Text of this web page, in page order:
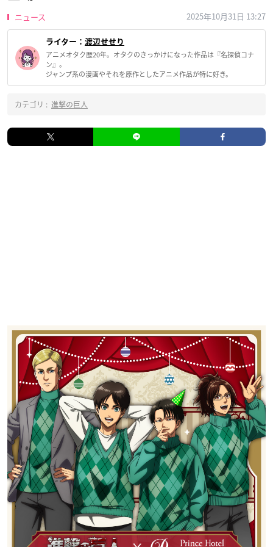
ニュース 2025年10月31日 13:27
ライター： 渡辺せせり
アニメオタク歴20年。オタクのきっかけになった作品は『名探偵コナ
ン』。
ジャンプ系の漫画やそれを原作としたアニメ作品が特に好き。
カテゴリ : 進撃の巨人